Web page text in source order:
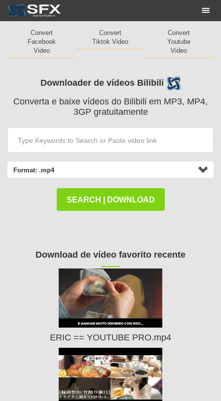
Convert
Facebook
Video
Convert
Tiktok Video
Convert
Youtube
Video
Downloader de vídeos Bilibili
Converta e baixe vídeos do Bilibili em MP3, MP4,
3GP gratuitamente
Format: .mp4
SEARCH | DOWNLOAD
Download de vídeo favorito recente
ERIC == YOUTUBE PRO.mp4